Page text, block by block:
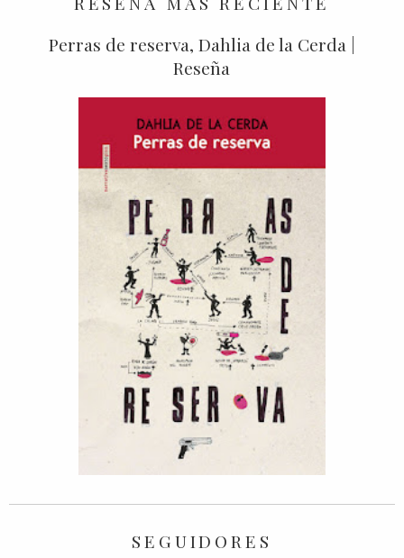
Perras de reserva, Dahlia de la Cerda |
Reseña
SEGUIDORES